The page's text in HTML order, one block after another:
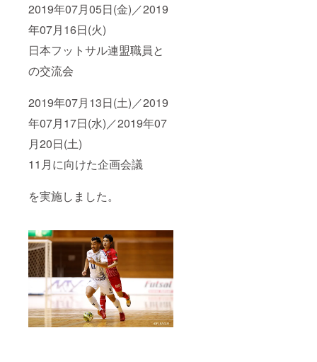
2019年07月05日(金)／2019
年07月16日(火)
日本フットサル連盟職員と
の交流会
2019年07月13日(土)／2019
年07月17日(水)／2019年07
月20日(土)
11月に向けた企画会議
を実施しました。